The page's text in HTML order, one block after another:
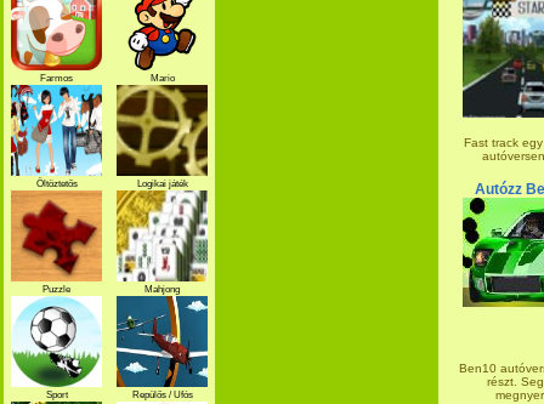
Fast track
Autózz
Ben10
részt.
Farmos Mario
Öltöztetős Logikai játék
Puzzle Mahjong
Sport Repülős / Ufós